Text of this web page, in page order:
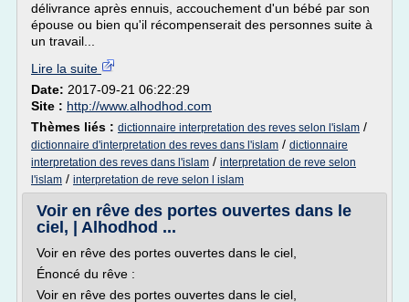
délivrance après ennuis, accouchement d'un bébé par son
épouse ou bien qu'il récompenserait des personnes suite à
un travail...
Lire la suite
Date: 2017-09-21 06:22:29
Site : http://www.alhodhod.com
Thèmes liés : dictionnaire interpretation des reves selon l'islam /
dictionnaire d'interpretation des reves dans l'islam / dictionnaire
interpretation des reves dans l'islam / interpretation de reve selon
l'islam / interpretation de reve selon l islam
Voir en rêve des portes ouvertes dans le
ciel, | Alhodhod ...
Voir en rêve des portes ouvertes dans le ciel,
Énoncé du rêve :
Voir en rêve des portes ouvertes dans le ciel,